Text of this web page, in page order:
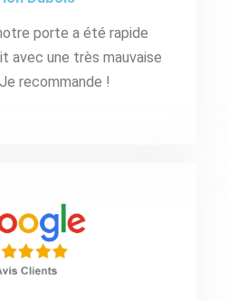
porte a été rapide
avec une très mauvaise
recommande !